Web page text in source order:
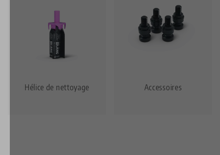
Hélice de nettoyage Accessoires